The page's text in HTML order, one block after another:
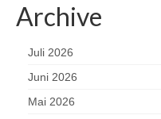
Archive
Juli 2026
Juni 2026
Mai 2026